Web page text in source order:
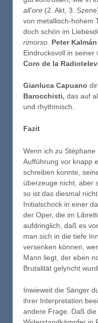
all’ore (2. Akt, 3.
von metallisch-hohem
doch schön im
rimorso. Peter Kalmán
Eindrucksvoll in seiner
Coro de la
Gianluca Capuano
Barocchisti, das auf
und rhythmisch.
Fazit
Wenn ich zu Stéphane
Aufführung vor knapp
schreiben konnte,
überzeuge nicht, aber
so ist das diesmal
Initialschock in einer
der Oper, die im
aufdringlich, daß es
man sich in die tiefe
versenken können,
Mann liegt, der eben
Brutalität gelyncht
Inwieweit die Sänger
ihrer Interpretation
andere Frage. Daß